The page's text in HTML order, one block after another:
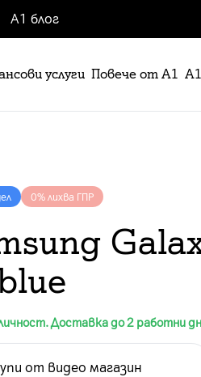
А1 блог
услуги Повече от А1
0% лихва ГПР
Доставка до 2 работни
от видео магазин